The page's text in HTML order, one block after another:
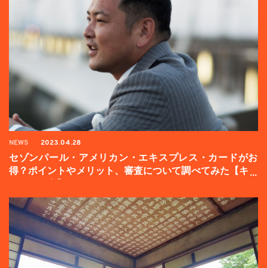
NEWS 2023.04.28
セゾンパール・アメリカン・エキスプレス・カードがお
得？ポイントやメリット、審査について調べてみた【キャ